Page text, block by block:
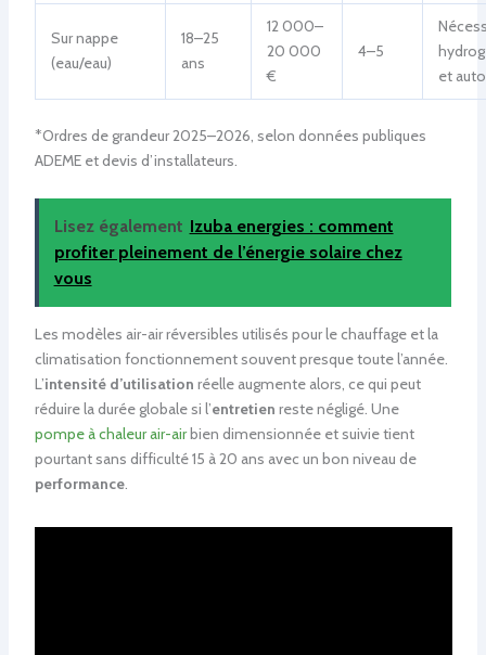
Sur nappe
(eau/eau)
18–25
ans
12 000–
20 000
€
4–5
et
*Ordres de grandeur 2025–2026, selon données publiques
ADEME et devis d’installateurs.
Lisez également Izuba energies : comment
profiter pleinement de l’énergie solaire chez
vous
Les modèles air-air réversibles utilisés pour le chauffage et la
climatisation fonctionnement souvent presque toute l’année.
L’intensité d’utilisation réelle augmente alors, ce qui peut
réduire la durée globale si l’entretien reste négligé. Une
pompe à chaleur air-airbien dimensionnée et suivie tient
pourtant sans difficulté 15 à 20 ans avec un bon niveau de
performance.